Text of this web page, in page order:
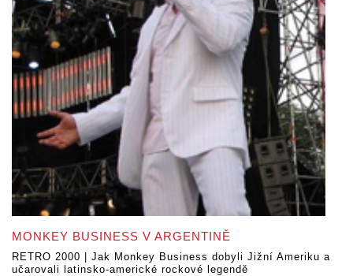
MONKEY BUSINESS V ARGENTINĚ
RETRO 2000 | Jak Monkey Business dobyli Jižní Ameriku a
učarovali latinsko-americké rockové legendě